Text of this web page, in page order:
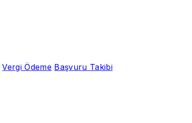
Vergi Ödeme Başvuru Takibi